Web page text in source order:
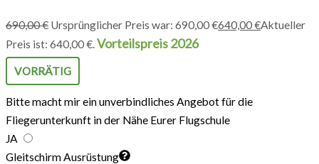
690,00€ Ursprünglicher Preis war: 690,00 €640,00€Aktueller
Preis ist: 640,00 €.Vorteilspreis 2026
VORRÄTIG
Bitte macht mir ein unverbindliches Angebot für die
Fliegerunterkunft in der Nähe Eurer Flugschule
JA
Gleitschirm Ausrüstung